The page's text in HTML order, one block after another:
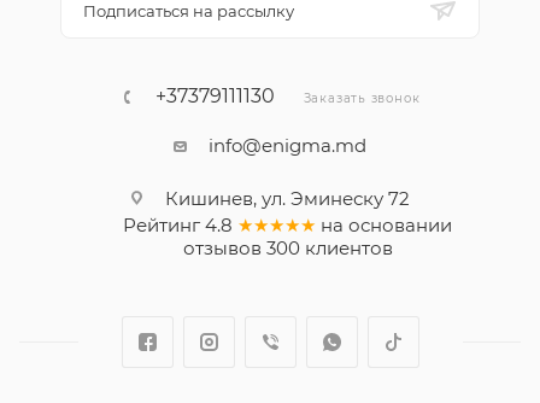
Подписаться на рассылку
+37379111130 Заказать звонок
info@enigma.md
Кишинев, ул. Эминеску 72
Рейтинг 4.8 ★★★★★ на основании
отзывов 300клиентов